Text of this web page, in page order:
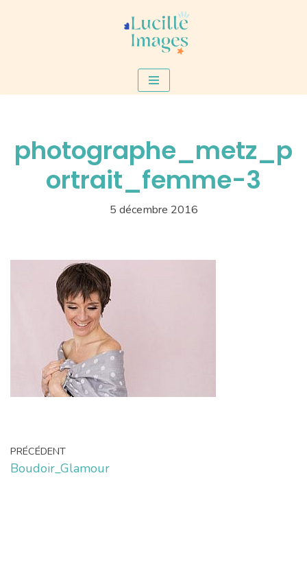
photographe_metz_p
ortrait_femme-3
5 décembre 2016
PRÉCÉDENT
Boudoir_Glamour